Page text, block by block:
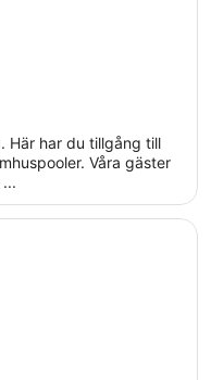
Här har du tillgång till
Våra gäster